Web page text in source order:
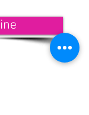
die aktuellen